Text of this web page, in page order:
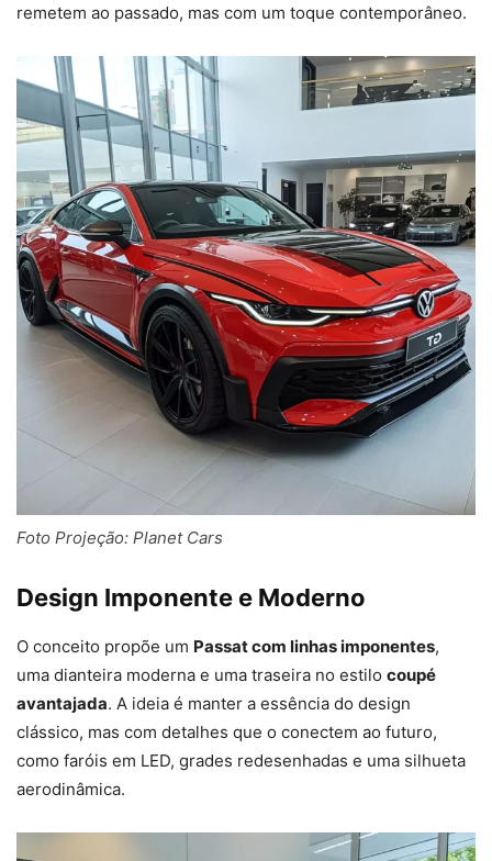
remetem ao passado, mas com um toque contemporâneo.
Foto Projeção: Planet Cars
Design Imponente e Moderno
O conceito propõe um Passat com linhas imponentes,
uma dianteira moderna e uma traseira no estilo coupé
avantajada. A ideia é manter a essência do design
clássico, mas com detalhes que o conectem ao futuro,
como faróis em LED, grades redesenhadas e uma silhueta
aerodinâmica.